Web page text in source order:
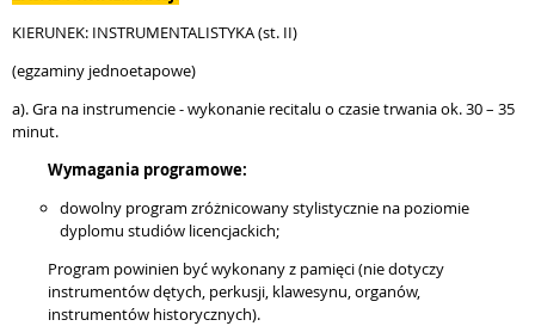
KIERUNEK: INSTRUMENTALISTYKA (st. II)
(egzaminy jednoetapowe)
a). Gra na instrumencie - wykonanie recitalu o czasie trwania ok. 30 – 35
minut.
Wymagania programowe:
dowolny program zróżnicowany stylistycznie na poziomie
dyplomu studiów licencjackich;
Program powinien być wykonany z pamięci (nie dotyczy
instrumentów dętych, perkusji, klawesynu, organów,
instrumentów historycznych).